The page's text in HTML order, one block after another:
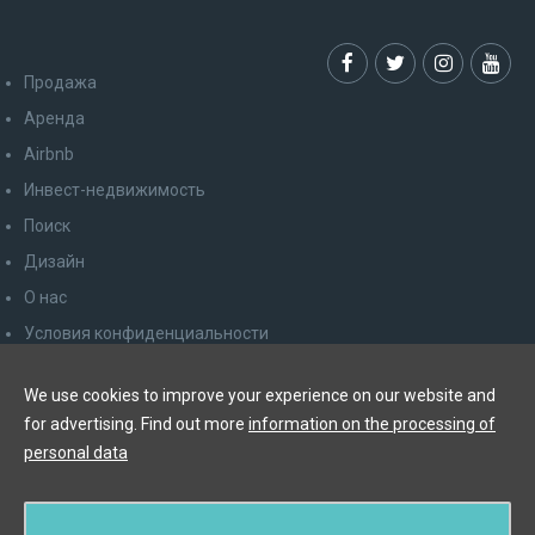
Продажа
Аренда
Airbnb
Инвест-недвижимость
Поиск
Дизайн
О нас
Условия конфиденциальности
Отказаться от рассылки
We use cookies to improve your experience on our website and
for advertising. Find out more information on the processing of
personal data